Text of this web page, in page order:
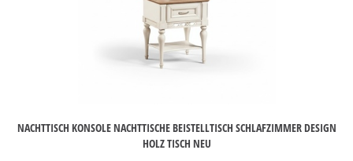
NACHTTISCH KONSOLE NACHTTISCHE BEISTELLTISCH SCHLAFZIMMER DESIGN
HOLZ TISCH NEU